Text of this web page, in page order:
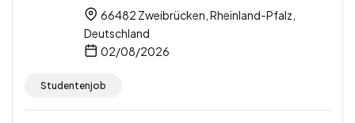
66482 Zweibrücken, Rheinland-Pfalz,
Deutschland
02/08/2026
Studentenjob